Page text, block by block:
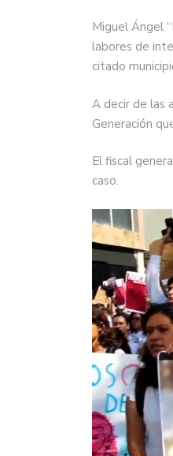
Miguel Ángel
labores de
citado
A decir de las
Generación
El fiscal
caso.